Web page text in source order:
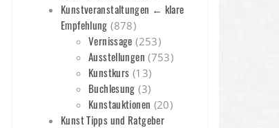
Kunstveranstaltungen ← klare
Empfehlung (878)
Vernissage (253)
Ausstellungen (753)
Kunstkurs (13)
Buchlesung (3)
Kunstauktionen (20)
Kunst Tipps und Ratgeber